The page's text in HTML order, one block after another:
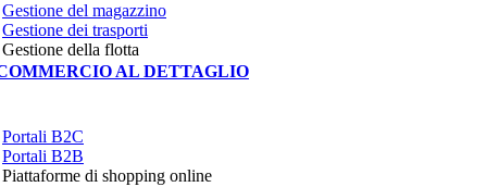
Gestione del magazzino
Gestione dei trasporti
Gestione della flotta
AL DETTAGLIO
Portali B2C
Portali B2B
Piattaforme di shopping online